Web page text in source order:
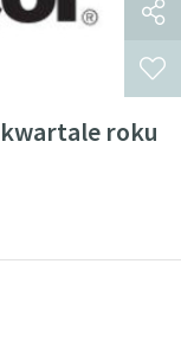
kwartale roku